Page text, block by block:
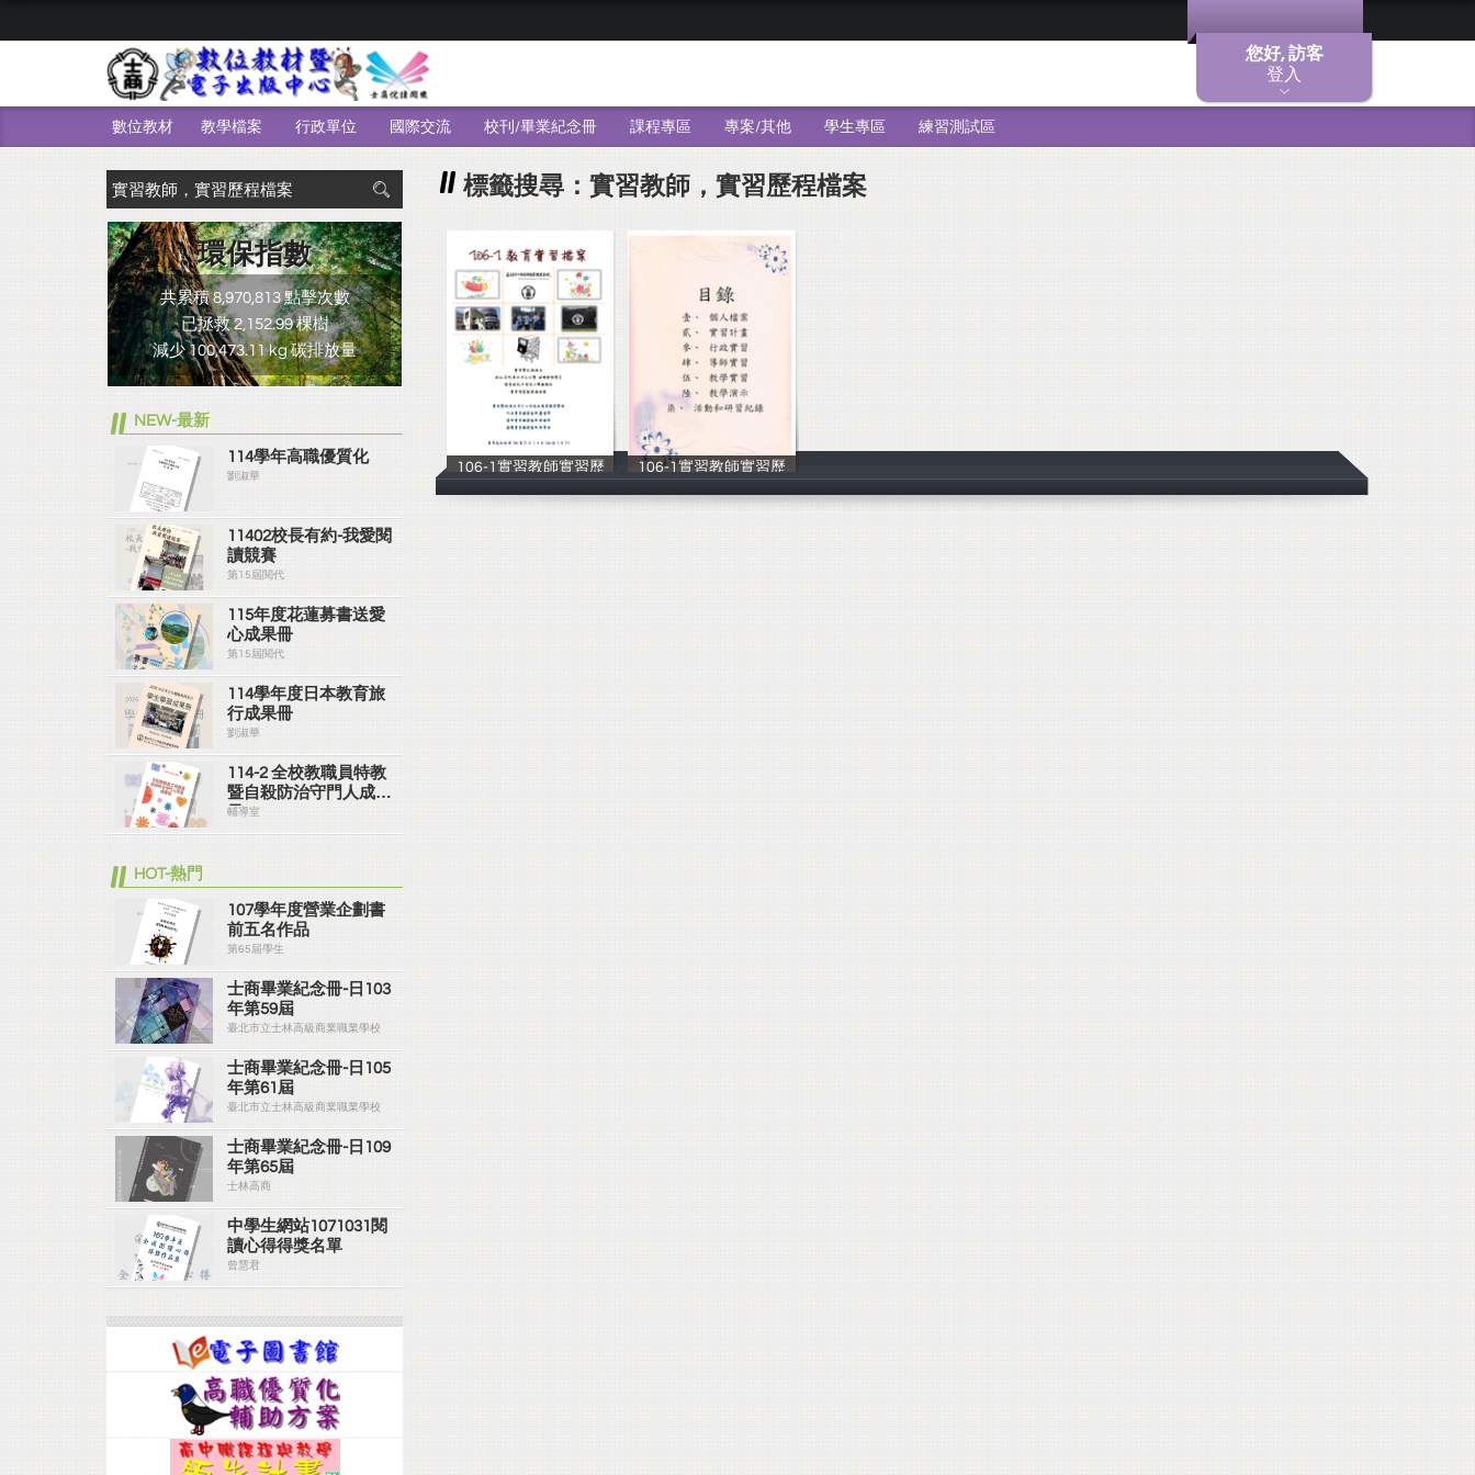
您好, 訪客
登入
數位教材 教學檔案 行政單位 國際交流 校刊/畢業紀念冊 課程專區 專案/其他 學生專區 練習測試區
標籤搜尋：實習教師，實習歷程檔案
106-1實習教師實習歷
劉郁芷
106-1實習教師實習歷
黃郁凱
環保指數
共累積 8,970,813 點擊次數
已拯救 2,152.99 棵樹
減少 100,473.11 kg 碳排放量
NEW-最新
114學年高職優質化
劉淑華
11402校長有約-我愛閱
讀競賽
第15屆閱代
115年度花蓮募書送愛
心成果冊
第15屆閱代
114學年度日本教育旅
行成果冊
劉淑華
114-2 全校教職員特教
暨自殺防治守門人成果
冊
輔導室
HOT-熱門
107學年度營業企劃書
前五名作品
第65屆學生
士商畢業紀念冊-日103
年第59屆
臺北市立士林高級商業職業學校
士商畢業紀念冊-日105
年第61屆
臺北市立士林高級商業職業學校
士商畢業紀念冊-日109
年第65屆
士林高商
中學生網站1071031閱
讀心得得獎名單
曾慧君